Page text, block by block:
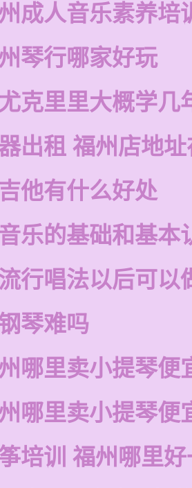
成人音乐素养培
琴行哪家好玩
克里里大概学几
出租 福州店地
他有什么好处
乐的基础和基本
行唱法以后可以
琴难吗
哪里卖小提琴便
哪里卖小提琴便
培训 福州哪里